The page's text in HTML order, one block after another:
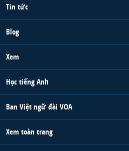
Tin tức
Blog
Xem
Học tiếng Anh
Ban Việt ngữ đài VOA
Xem toàn trang